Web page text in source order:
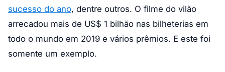
sucesso do ano, dentre outros. O filme do vilão
arrecadou mais de US$ 1 bilhão nas bilheterias em
todo o mundo em 2019 e vários prêmios. E este foi
somente um exemplo.